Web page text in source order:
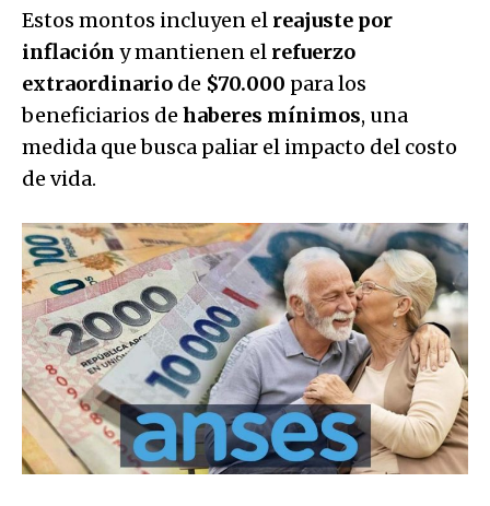
Estos montos incluyen el reajuste por
inflación y mantienen el refuerzo
extraordinario de $70.000 para los
beneficiarios de haberes mínimos, una
medida que busca paliar el impacto del costo
de vida.